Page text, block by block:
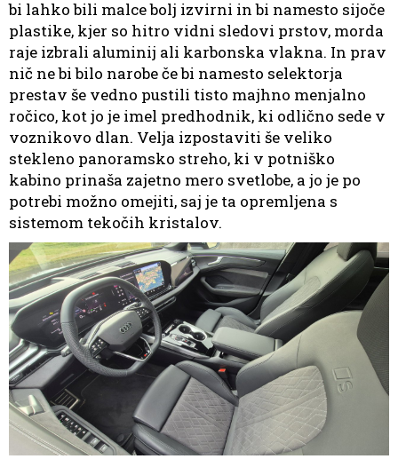
bi lahko bili malce bolj izvirni in bi namesto sijoče
plastike, kjer so hitro vidni sledovi prstov, morda
raje izbrali aluminij ali karbonska vlakna. In prav
nič ne bi bilo narobe če bi namesto selektorja
prestav še vedno pustili tisto majhno menjalno
ročico, kot jo je imel predhodnik, ki odlično sede v
voznikovo dlan. Velja izpostaviti še veliko
stekleno panoramsko streho, ki v potniško
kabino prinaša zajetno mero svetlobe, a jo je po
potrebi možno omejiti, saj je ta opremljena s
sistemom tekočih kristalov.